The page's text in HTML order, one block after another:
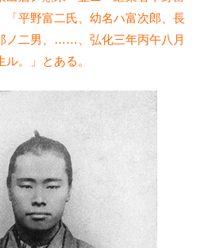
「平野富二氏、幼名ハ富次郎、長
ノ二男、……、弘化三年丙午八月
。」とある。